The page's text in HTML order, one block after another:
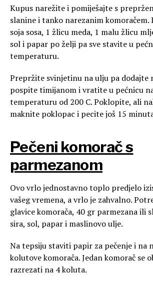
Kupus narežite i pomiješajte s
slanine i tanko narezanim komoračem.
soja sosa, 1 žlicu meda, 1 malu žlicu
sol i papar po želji pa sve stavite u
temperaturu.
Prepržite svinjetinu na ulju pa dodajte
pospite timijanom i vratite u pećnicu
temperaturu od 200 C. Poklopite, ali
maknite poklopac i pecite još 15
Pečeni komorač s
parmezanom
Ovo vrlo jednostavno toplo predjelo
vašeg vremena, a vrlo je zahvalno.
glavice komorača, 40 gr parmezana ili
sira, sol, papar i maslinovo ulje.
Na tepsiju staviti papir za pečenje i na
kolutove komorača. Jedan komorač se
razrezati na 4 koluta.